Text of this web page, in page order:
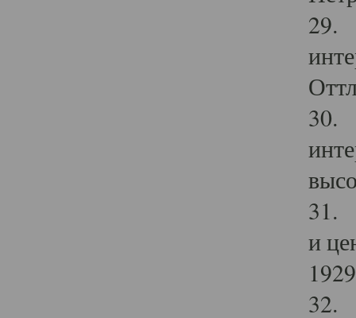
29.
30.
31.
и
32.